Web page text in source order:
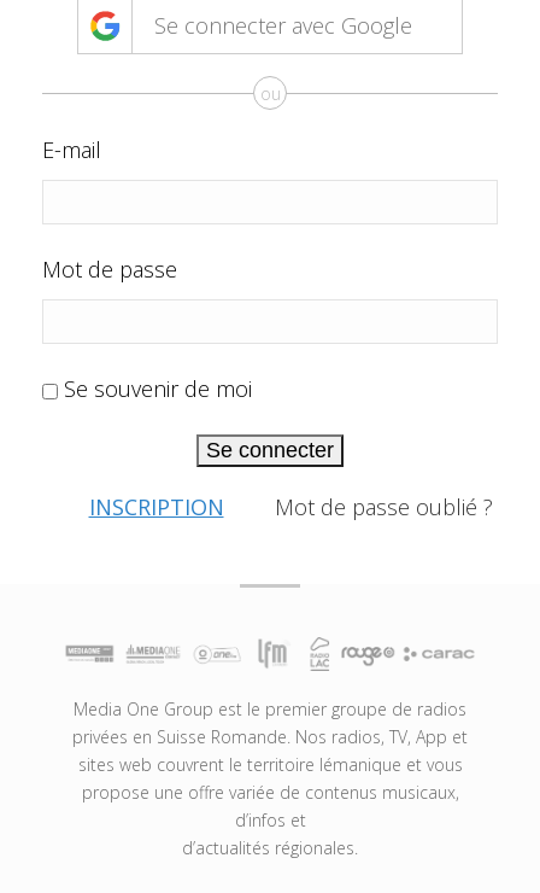
Se connecter avec Google
ou
E-mail
Mot de passe
Se souvenir de moi
Se connecter
INSCRIPTION Mot de passe oublié ?
Media One Group est le premier groupe de radios
privées en Suisse Romande. Nos radios, TV, App et
sites web couvrent le territoire lémanique et vous
propose une offre variée de contenus musicaux,
d’infos et
d’actualités régionales.